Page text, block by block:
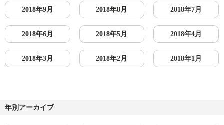
2018年9月 2018年8月 2018年7月
2018年6月 2018年5月 2018年4月
2018年3月 2018年2月 2018年1月
年別アーカイブ